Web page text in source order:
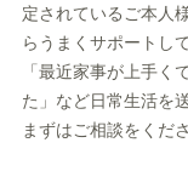
定されているご本人
らうまくサポートし
「最近家事が上手く
た」など日常生活を
まずはご相談をくださ